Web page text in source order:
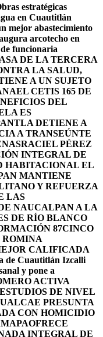
estratégicas
en Cuautitlán
mejor abastecimiento
arcotecho en
funcionaria
DE LA TERCERA
LA SALUD,
A UN SUJETO
EL CETIS 165 DE
DEL
ES
DETIENE A
A TRANSEÚNTE
RACIEL PÉREZ
INTEGRAL DE
HABITACIONAL EL
MANTIENE
Y REFUERZA
LAS
NAUCALPAN A LA
DE RÍO BLANCO
87CINCO
ROMINA
CALIFICADA
de Cuautitlán Izcalli
y pone a
ACTIVA
DE NIVEL
CAE PRESUNTA
CON HOMICIDIO
OFRECE
INTEGRAL DE